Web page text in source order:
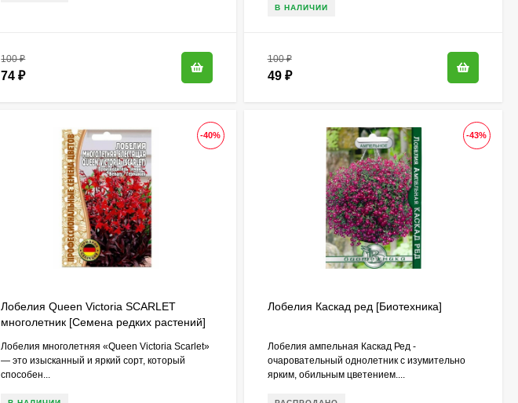
100₽
74₽
В НАЛИЧИИ
100₽
49 ₽
-40%
Лобелия Queen Victoria SCARLET
многолетник [Семена редких растений]
Лобелия многолетняя «Queen Victoria Scarlet»
— это изысканный и яркий сорт, который
способен...
-43%
Лобелия Каскад ред [Биотехника]
Лобелия ампельная Каскад Ред -
очаровательный однолетник с изумительно
ярким, обильным цветением....